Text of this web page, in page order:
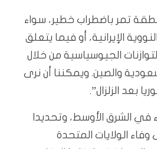
تمر باضطراب خطير، سواء
الإيرانية، أو فيما يتعلق
الجيوسياسية من خلال
والصين. ويمكننا أن نرى
بعد الزلزال”.
الشرق الأوسط، وتحديدا
الولايات المتحدة